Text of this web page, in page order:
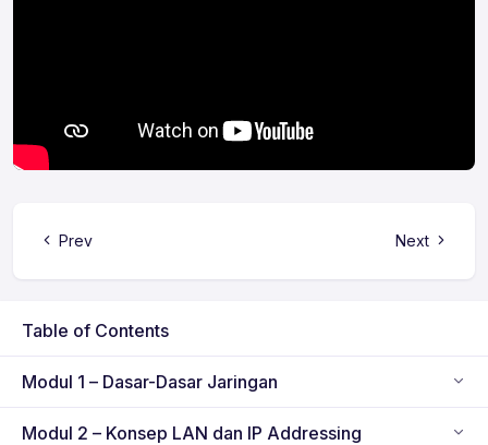
Prev Next
Table of Contents
Modul 1 – Dasar-Dasar Jaringan
Modul 2 – Konsep LAN dan IP Addressing